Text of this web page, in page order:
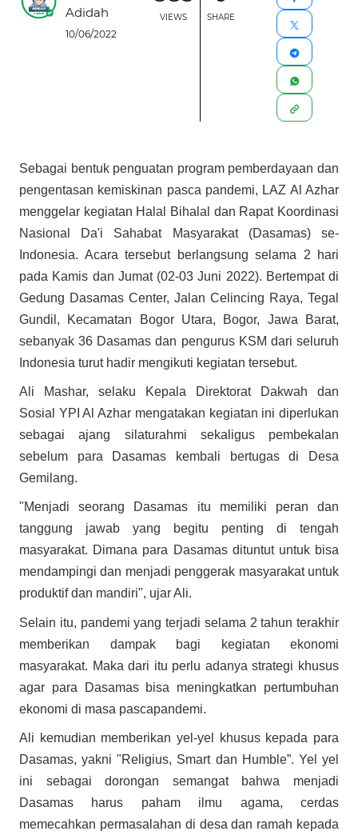
Adidah
10/06/2022
VIEWS SHARE
Sebagai bentuk penguatan program pemberdayaan dan
pengentasan kemiskinan pasca pandemi, LAZ Al Azhar
menggelar kegiatan Halal Bihalal dan Rapat Koordinasi
Nasional Da'i Sahabat Masyarakat (Dasamas) se-
Indonesia. Acara tersebut berlangsung selama 2 hari
pada Kamis dan Jumat (02-03 Juni 2022). Bertempat di
Gedung Dasamas Center, Jalan Celincing Raya, Tegal
Gundil, Kecamatan Bogor Utara, Bogor, Jawa Barat,
sebanyak 36 Dasamas dan pengurus KSM dari seluruh
Indonesia turut hadir mengikuti kegiatan tersebut.
Ali Mashar, selaku Kepala Direktorat Dakwah dan
Sosial YPI Al Azhar mengatakan kegiatan ini diperlukan
sebagai ajang silaturahmi sekaligus pembekalan
sebelum para Dasamas kembali bertugas di Desa
Gemilang.
"Menjadi seorang Dasamas itu memiliki peran dan
tanggung jawab yang begitu penting di tengah
masyarakat. Dimana para Dasamas dituntut untuk bisa
mendampingi dan menjadi penggerak masyarakat untuk
produktif dan mandiri", ujar Ali.
Selain itu, pandemi yang terjadi selama 2 tahun terakhir
memberikan dampak bagi kegiatan ekonomi
masyarakat. Maka dari itu perlu adanya strategi khusus
agar para Dasamas bisa meningkatkan pertumbuhan
ekonomi di masa pascapandemi.
Ali kemudian memberikan yel-yel khusus kepada para
Dasamas, yakni "Religius, Smart dan Humble”. Yel yel
ini sebagai dorongan semangat bahwa menjadi
Dasamas harus paham ilmu agama, cerdas
memecahkan permasalahan di desa dan ramah kepada